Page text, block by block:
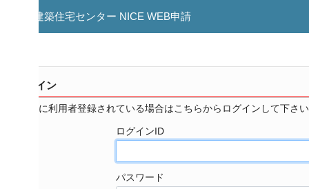
築住宅センター NICE WEB申請
利用者登録されている場合はこちらからログインして下さい。
ログインID
パスワード